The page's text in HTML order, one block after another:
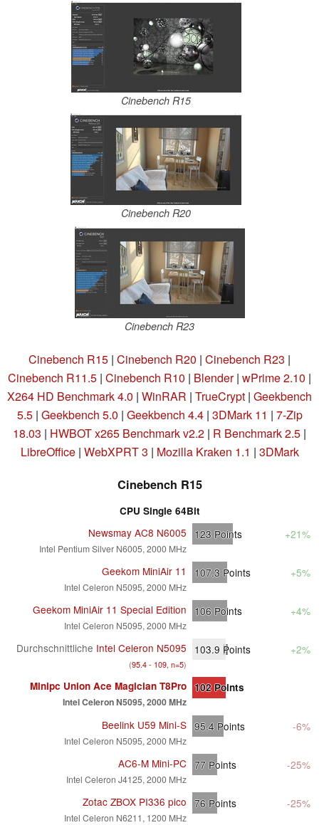
Cinebench R15
Cinebench R20
Cinebench R23
Cinebench R15 | Cinebench R20 | Cinebench R23 |
Cinebench R11.5 | Cinebench R10 | Blender| wPrime 2.10 |
X264 HD Benchmark 4.0 | WinRAR | TrueCrypt | Geekbench
5.5| Geekbench 5.0 | Geekbench 4.4| 3DMark 11 | 7-Zip
18.03 | HWBOT x265 Benchmark v2.2 | R Benchmark 2.5 |
LibreOffice | WebXPRT 3 | Mozilla Kraken 1.1 | 3DMark
Cinebench R15
CPU Single 64Bit
Newsmay AC8 N6005
Intel Pentium Silver N6005, 2000 MHz
123 Points +21%
Geekom MiniAir 11
Intel Celeron N5095, 2000 MHz
107.3 Points +5%
Geekom MiniAir 11 Special Edition
Intel Celeron N5095, 2000 MHz
106 Points +4%
Durchschnittliche Intel Celeron N5095
(95.4 - 109, n=5)
103.9 Points +2%
Minipc Union Ace Magician T8Pro
Intel Celeron N5095, 2000 MHz
102 Points
Beelink U59 Mini-S
Intel Celeron N5095, 2000 MHz
95.4 Points -6%
AC6-M Mini-PC
Intel Celeron J4125, 2000 MHz
77 Points -25%
Zotac ZBOX PI336 pico
Intel Celeron N6211, 1200 MHz
76 Points -25%